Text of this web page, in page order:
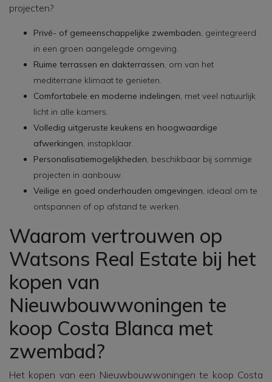
projecten?
Privé- of gemeenschappelijke zwembaden, geïntegreerd
in een groen aangelegde omgeving.
Ruime terrassen en dakterrassen, om van het
mediterrane klimaat te genieten.
Comfortabele en moderne indelingen, met veel natuurlijk
licht in alle kamers.
Volledig uitgeruste keukens en hoogwaardige
afwerkingen, instapklaar.
Personalisatiemogelijkheden, beschikbaar bij sommige
projecten in aanbouw.
Veilige en goed onderhouden omgevingen, ideaal om te
ontspannen of op afstand te werken.
Waarom vertrouwen op
Watsons Real Estate bij het
kopen van
Nieuwbouwwoningen te
koop Costa Blanca met
zwembad?
Het kopen van een Nieuwbouwwoningen te koop Costa